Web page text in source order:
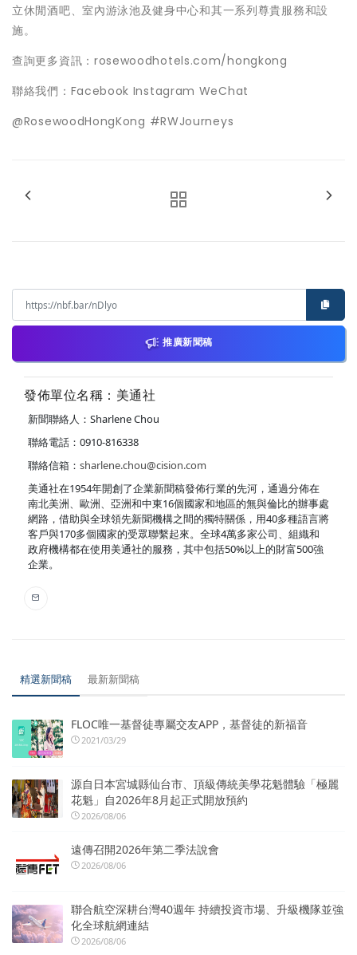
立休閒酒吧、室內游泳池及健身中心和其一系列尊貴服務和設
施。
查詢更多資訊：rosewoodhotels.com/hongkong
聯絡我們：Facebook Instagram WeChat
@RosewoodHongKong #RWJourneys
推廣新聞稿
發佈單位名稱：美通社
新聞聯絡人：Sharlene Chou
聯絡電話：0910-816338
聯絡信箱： sharlene.chou@cision.com
美通社在1954年開創了企業新聞稿發佈行業的先河，通過分佈在
南北美洲、歐洲、亞洲和中東16個國家和地區的無與倫比的辦事處
網路，借助與全球領先新聞機構之間的獨特關係，用40多種語言將
客戶與170多個國家的受眾聯繫起來。全球4萬多家公司、組織和
政府機構都在使用美通社的服務，其中包括50%以上的財富500強
企業。
精選新聞稿 最新新聞稿
FLOC唯一基督徒專屬交友APP，基督徒的新福音
2021/03/29
源自日本宮城縣仙台市、頂級傳統美學花魁體驗「極麗
花魁」自2026年8月起正式開放預約
2026/08/06
遠傳召開2026年第二季法說會
2026/08/06
聯合航空深耕台灣40週年 持續投資市場、升級機隊並強
化全球航網連結
2026/08/06